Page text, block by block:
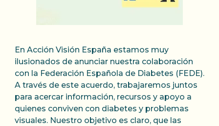
En Acción Visión España estamos muy
ilusionados de anunciar nuestra colaboración
con la Federación Española de Diabetes (FEDE).
A través de este acuerdo, trabajaremos juntos
para acercar información, recursos y apoyo a
quienes conviven con diabetes y problemas
visuales. Nuestro objetivo es claro, que las